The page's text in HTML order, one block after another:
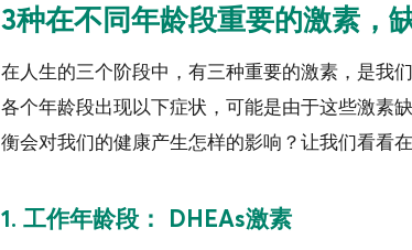
3种在不同年龄段重要的激素，
在人生的三个阶段中，有三种重要的激素，是我
各个年龄段出现以下症状，可能是由于这些激素
衡会对我们的健康产生怎样的影响？让我们看看
1. 工作年龄段： DHEAs激素